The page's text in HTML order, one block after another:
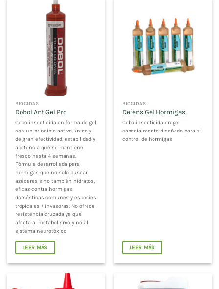
BIOCIDAS
Dobol Ant Gel Pro
Cebo insecticida en forma de gel
con un principio activo único y
de gran efectividad, estabilidad y
apetencia que se mantiene
fresco hasta 4 semanas.
Fórmula desarrollada para
hormigas que no solo buscan
azúcares sino también hidratos,
eficaz contra hormigas
domésticas comunes y especies
tropicales / invasoras. No ofrece
resistencia cruzada ya que
afecta al metabolismo y no al
sistema neurotóxico
LEER MÁS
BIOCIDAS
Defens Gel Hormigas
Cebo insecticida en gel
especialmente diseñado para el
control de hormigas
LEER MÁS